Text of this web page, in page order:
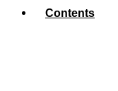
Contents